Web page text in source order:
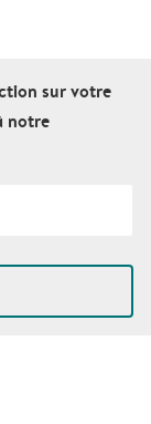
sur votre
notre